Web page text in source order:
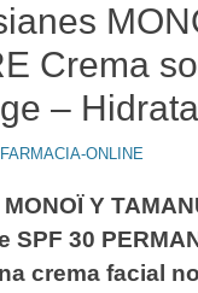
Crema
–
ONLINE
Y
SPF 30
crema facial